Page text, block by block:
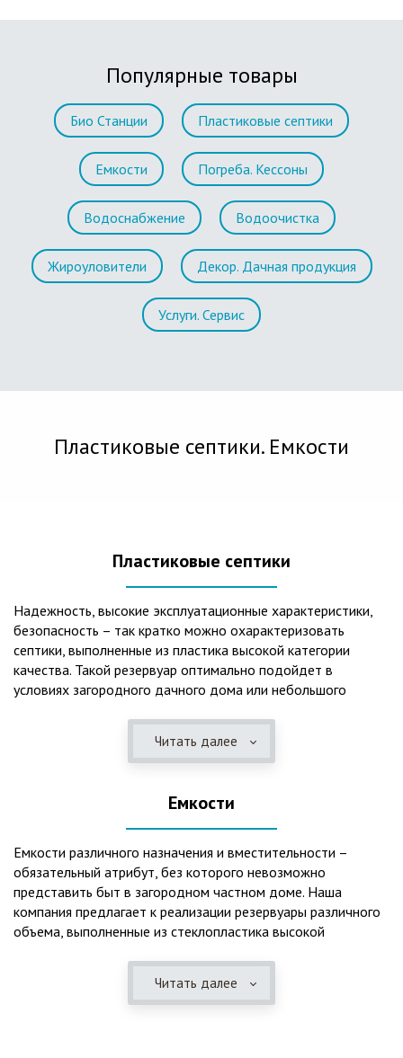
Популярные товары
Био Станции Пластиковые септики
Емкости Погреба. Кессоны
Водоснабжение Водоочистка
Жироуловители Декор. Дачная продукция
Услуги. Сервис
Пластиковые септики. Емкости
Пластиковые септики
Надежность, высокие эксплуатационные характеристики,
безопасность – так кратко можно охарактеризовать
септики, выполненные из пластика высокой категории
качества. Такой резервуар оптимально подойдет в
условиях загородного дачного дома или небольшого
механическая и биологическая очистка канализационных
Главная причина популярности пластиковых и
также отнести:
безупречное качество изготовления;
стойкость к высокому давлению грунта (даже в
ненаполненном состоянии);
полная герметичность, что гарантирует отсутствие
Читать далее
Емкости
Емкости различного назначения и вместительности –
обязательный атрибут, без которого невозможно
представить быт в загородном частном доме. Наша
компания предлагает к реализации резервуары различного
объема, выполненные из стеклопластика высокой
одна из основных сфер их практического использования –
это организация центров очистки, обустройство
Читать далее